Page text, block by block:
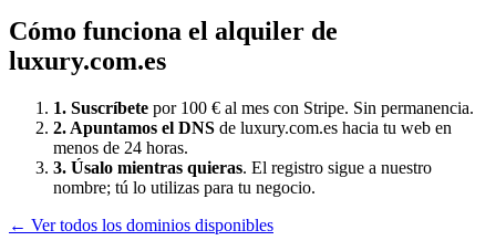
Cómo funciona el alquiler de
luxury.com.es
1. Suscríbete por 100 € al mes con Stripe. Sin permanencia.
2. Apuntamos el DNS de luxury.com.es hacia tu web en
menos de 24 horas.
3. Úsalo mientras quieras. El registro sigue a nuestro
nombre; tú lo utilizas para tu negocio.
← Ver todos los dominios disponibles